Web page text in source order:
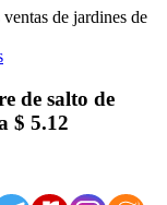
de salto de
$ 5.12